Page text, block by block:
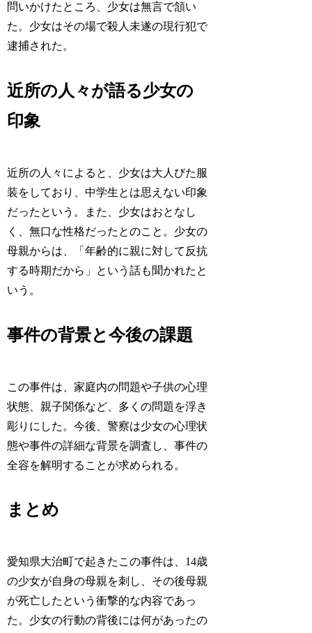
問いかけたところ、少女は無言で頷い
た。少女はその場で殺人未遂の現行犯で
逮捕された。
近所の人々が語る少女の
印象
近所の人々によると、少女は大人びた服
装をしており、中学生とは思えない印象
だったという。また、少女はおとなし
く、無口な性格だったとのこと。少女の
母親からは、「年齢的に親に対して反抗
する時期だから」という話も聞かれたと
いう。
事件の背景と今後の課題
この事件は、家庭内の問題や子供の心理
状態、親子関係など、多くの問題を浮き
彫りにした。今後、警察は少女の心理状
態や事件の詳細な背景を調査し、事件の
全容を解明することが求められる。
まとめ
愛知県大治町で起きたこの事件は、14歳
の少女が自身の母親を刺し、その後母親
が死亡したという衝撃的な内容であっ
た。少女の行動の背後には何があったの